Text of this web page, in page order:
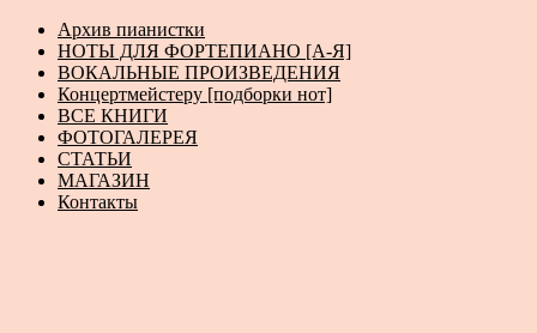
Архив пианистки
НОТЫ ДЛЯ ФОРТЕПИАНО [А-Я]
ВОКАЛЬНЫЕ ПРОИЗВЕДЕНИЯ
Концертмейстеру [подборки нот]
ВСЕ КНИГИ
ФОТОГАЛЕРЕЯ
СТАТЬИ
МАГАЗИН
Контакты